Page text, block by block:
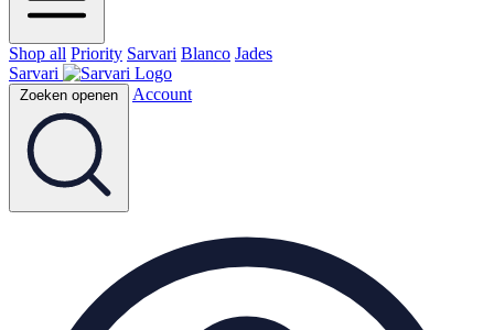
Shop all Priority Sarvari Blanco Jades
Sarvari
Zoeken openen Account